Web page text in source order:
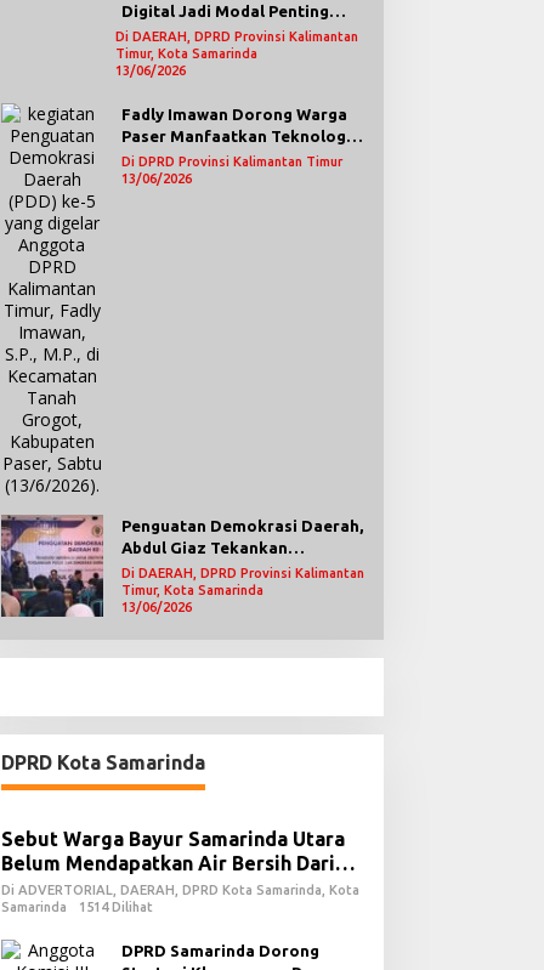
Digital Jadi Modal Penting
Wujudkan Demokrasi yang
Lebih Terbuka
Di DAERAH, DPRD Provinsi Kalimantan
Timur, Kota Samarinda
13/06/2026
Fadly Imawan Dorong Warga
Paser Manfaatkan Teknologi
Digital untuk Mengawasi
Jalannya Pemerintahan
Di DPRD Provinsi Kalimantan Timur
13/06/2026
Penguatan Demokrasi Daerah,
Abdul Giaz Tekankan
Pentingnya Teknologi
Informasi
Di DAERAH, DPRD Provinsi Kalimantan
Timur, Kota Samarinda
13/06/2026
DPRD Kota Samarinda
Sebut Warga Bayur Samarinda Utara
Belum Mendapatkan Air Bersih Dari
PDAM
Di ADVERTORIAL, DAERAH, DPRD Kota Samarinda, Kota
Samarinda
1514 Dilihat
DPRD Samarinda Dorong